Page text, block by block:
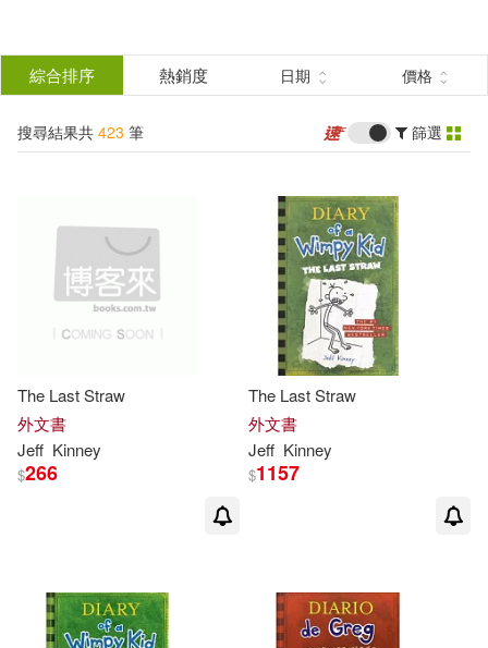
結
分類 (單選)
所有商品(423) 圖書(402)
作者 (可複選)
Kinney(223) Jeff(203)
Ramon (NRT)(9)
出版社 (可複選)
綜合排序 熱銷度 日期 價格
搜尋結果共 423 筆 篩選
The Last Straw
外文書
Jeff Kinney
$266
The Last Straw
外文書
Jeff Kinney
$1157